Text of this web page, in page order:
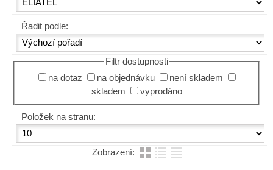
Řadit podle:
Filtr dostupnosti
na dotaz
na objednávku
není skladem
skladem
vyprodáno
Položek na stranu:
Zobrazení: